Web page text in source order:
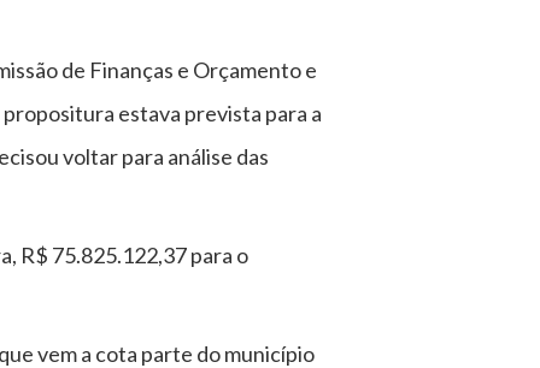
de Finanças e Orçamento e
estava prevista para a
voltar para análise das
R$ 75.825.122,37 para o
vem a cota parte do município